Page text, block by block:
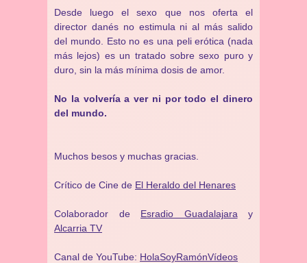
Desde luego el sexo que nos oferta el
director danés no estimula ni al más salido
del mundo. Esto no es una peli erótica (nada
más lejos) es un tratado sobre sexo puro y
duro, sin la más mínima dosis de amor.
No la volvería a ver ni por todo el dinero
del mundo.
Muchos besos y muchas gracias.
Crítico de Cine de El Heraldo del Henares
Colaborador de Esradio Guadalajara y
Alcarria TV
Canal de YouTube: HolaSoyRamónVídeos